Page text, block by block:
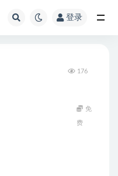
登录
176
免
费